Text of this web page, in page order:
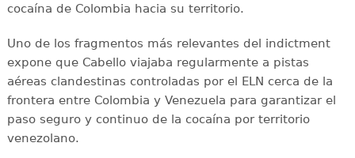
cocaína de Colombia hacia su territorio.
Uno de los fragmentos más relevantes del indictment
expone que Cabello viajaba regularmente a pistas
aéreas clandestinas controladas por el ELN cerca de la
frontera entre Colombia y Venezuela para garantizar el
paso seguro y continuo de la cocaína por territorio
venezolano.